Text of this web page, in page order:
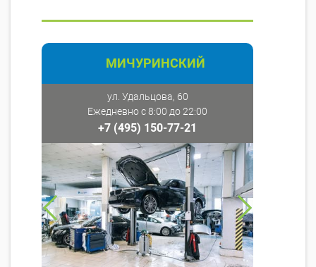
МИЧУРИНСКИЙ
ул. Удальцова, 60
Ежедневно с 8:00 до 22:00
+7 (495) 150-77-21